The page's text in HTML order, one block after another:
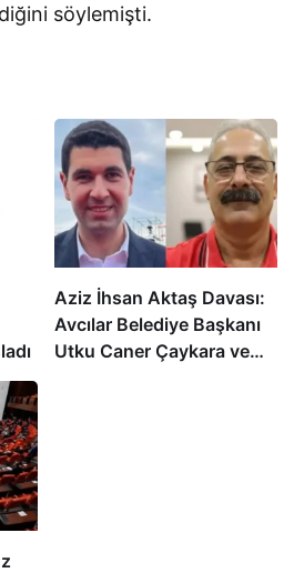
söylemişti.
Aziz İhsan Aktaş Davası:
Avcılar Belediye Başkanı
Utku Caner Çaykara ve